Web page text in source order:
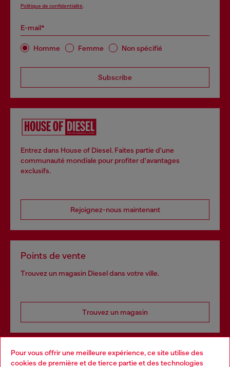
Pour vous offrir une meilleure expérience, ce site utilise des
cookies de première et de tierce partie et des technologies
Politique de confidentialité
E-mail*
Homme Femme Non spécifié
Subscribe
Entrez dans House of Diesel. Faites partie d'une
communauté mondiale pour profiter d'avantages
exclusifs.
Rejoignez-nous maintenant
Points de vente
Trouvez un magasin Diesel dans votre ville.
Trouvez un magasin
Services omnicanaux